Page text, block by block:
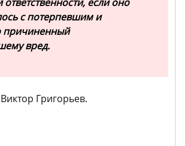
с потерпевшим и
причиненный
вред.
Григорьев.